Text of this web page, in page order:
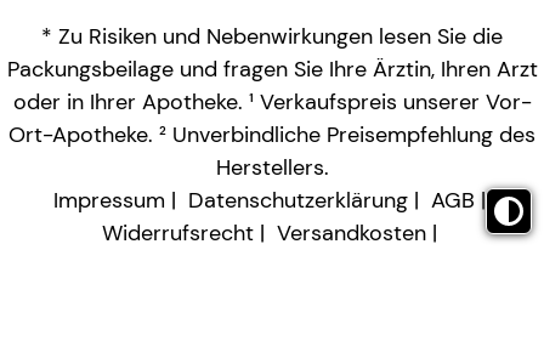
* Zu Risiken und Nebenwirkungen lesen Sie die
Packungsbeilage und fragen Sie Ihre Ärztin, Ihren Arzt
oder in Ihrer Apotheke. ¹ Verkaufspreis unserer Vor-
Ort-Apotheke. ² Unverbindliche Preisempfehlung des
Herstellers.
Impressum
Datenschutzerklärung
AGB
Widerrufsrecht
Versandkosten